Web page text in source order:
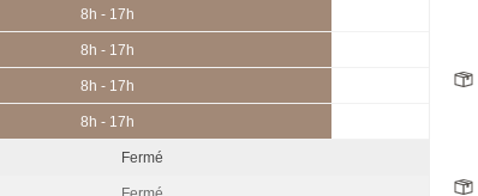
8h - 17h
8h - 17h
8h - 17h
8h - 17h
Fermé